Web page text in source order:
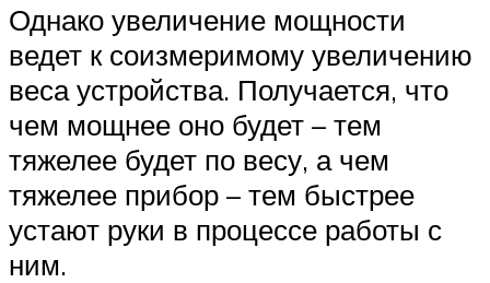
Однако увеличение мощности
ведет к соизмеримому увеличению
веса устройства. Получается, что
чем мощнее оно будет – тем
тяжелее будет по весу, а чем
тяжелее прибор – тем быстрее
устают руки в процессе работы с
ним.